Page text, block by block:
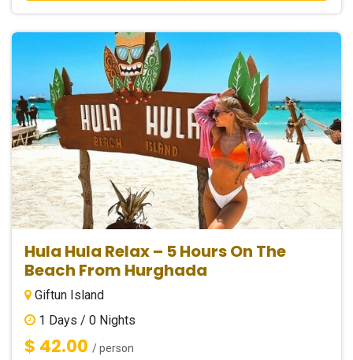
Hula Hula Relax – 5 Hours On The
Beach From Hurghada
Giftun Island
1 Days / 0 Nights
$ 42.00 / person